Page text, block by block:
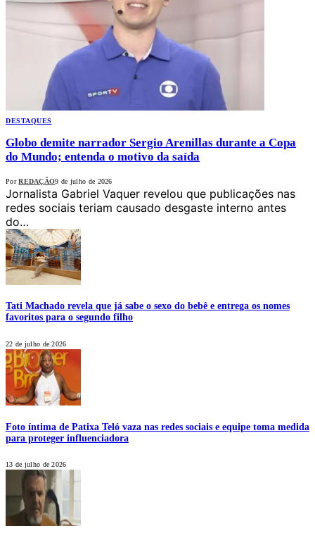
DESTAQUES
Globo demite narrador Sergio Arenillas durante a Copa
do Mundo; entenda o motivo da saída
Por REDAÇÃO9 de julho de 2026
Jornalista Gabriel Vaquer revelou que publicações nas
redes sociais teriam causado desgaste interno antes
do…
Tati Machado revela que já sabe o sexo do bebê e entrega os nomes
favoritos para o segundo filho
22 de julho de 2026
Foto íntima de Patixa Teló vaza nas redes sociais e equipe toma medida
para proteger influenciadora
13 de julho de 2026